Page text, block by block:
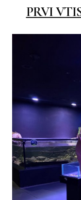
PRVI